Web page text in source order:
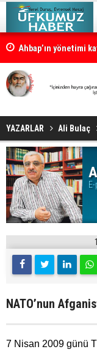
Ahbap’ın yönetimi
YAZARLAR Ali Bulaç
NATO’nun
7 Nisan 2009 günü